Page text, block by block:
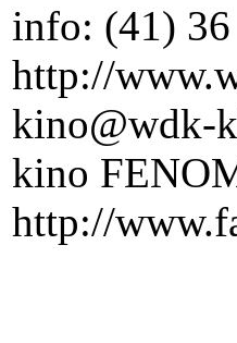
info: (41)
http://
kino@wdk-
kino
http://